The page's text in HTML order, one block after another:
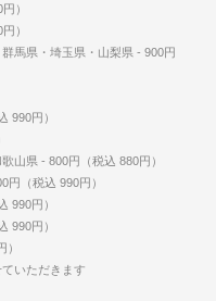
）
）
馬県・埼玉県・山梨県 - 900円
990円）
山県 - 800円（税込 880円）
円（税込 990円）
990円）
990円）
いただきます